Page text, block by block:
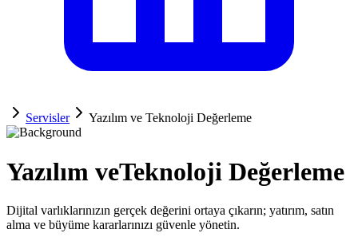
Servisler Yazılım ve Teknoloji Değerleme
Yazılım veTeknoloji Değerleme
Dijital varlıklarınızın gerçek değerini ortaya çıkarın; yatırım, satın
alma ve büyüme kararlarınızı güvenle yönetin.